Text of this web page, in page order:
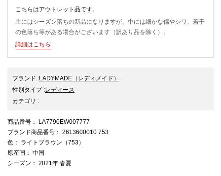
こちらはアウトレット品です。
主にはシーズン落ちの新品になりますが、中には細かな傷やシワ、若干
の色落ち等がある場合がございます（訳あり品を除く）。
詳細はこちら
ブランド :LADYMADE （レディメイド）
性別タイプ:レディース
カテゴリ :
商品番号 ： LA7790EW007777
ブランド商品番号 ： 2613600010 753
色 ： ライトブラウン（753）
原産国 ： 中国
シーズン ： 2021年 春夏